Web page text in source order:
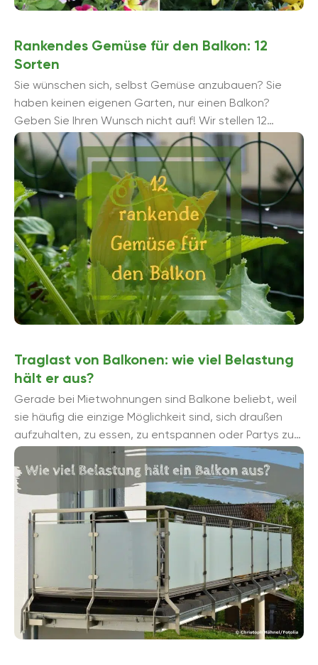
Rankendes Gemüse für den Balkon: 12
Sorten
Sie wünschen sich, selbst Gemüse anzubauen? Sie
haben keinen eigenen Garten, nur einen Balkon?
Geben Sie Ihren Wunsch nicht auf! Wir stellen 12
rankende Gemüse-Sorten vor, die wenig ...
Traglast von Balkonen: wie viel Belastung
hält er aus?
Gerade bei Mietwohnungen sind Balkone beliebt, weil
sie häufig die einzige Möglichkeit sind, sich draußen
aufzuhalten, zu essen, zu entspannen oder Partys zu
feiern. Allerdings halten Balkone ...